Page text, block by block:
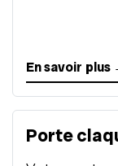
En savoir plus
Porte